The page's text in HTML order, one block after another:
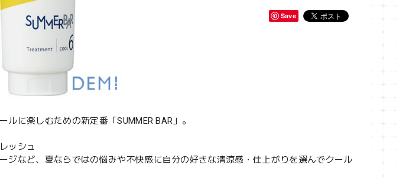
Save
に楽しむための新定番「SUMMER BAR」。
ッシュ
ジなど、夏ならではの悩みや不快感に自分の好きな清涼感・仕上がりを選んでクール